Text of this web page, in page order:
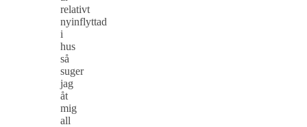
relativt
nyinflyttad
i
hus
så
suger
jag
åt
mig
all